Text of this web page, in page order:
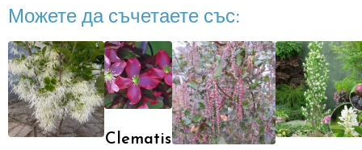
Можете да съчетаете със:
Clematis